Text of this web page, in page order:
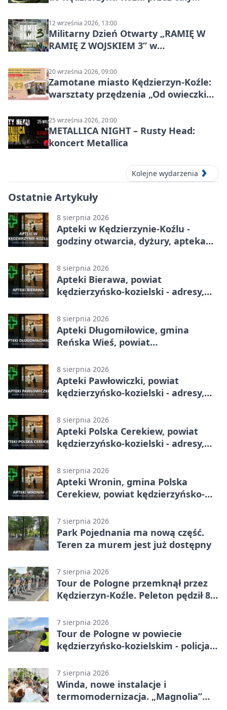
12 września 2026, 13:00
Militarny Dzień Otwarty „RAMIĘ W
RAMIĘ Z WOJSKIEM 3” w
20 września 2026, 09:00
Zamotane miasto Kędzierzyn-Koźle:
warsztaty przędzenia „Od owieczki
25 września 2026, 20:00
METALLICA NIGHT – Rusty Head:
koncert Metallica
Kolejne wydarzenia
Ostatnie Artykuły
8 sierpnia 2026
Apteki w Kędzierzynie-Koźlu -
godziny otwarcia, dyżury, apteka
8 sierpnia 2026
Apteki Bierawa, powiat
kędzierzyńsko-kozielski - adresy,
8 sierpnia 2026
Apteki Długomiłowice, gmina
Reńska Wieś, powiat
telefony, godziny otwarcia
8 sierpnia 2026
Apteki Pawłowiczki, powiat
kędzierzyńsko-kozielski - adresy,
8 sierpnia 2026
Apteki Polska Cerekiew, powiat
kędzierzyńsko-kozielski - adresy,
8 sierpnia 2026
Apteki Wronin, gmina Polska
Cerekiew, powiat kędzierzyńsko-
otwarcia
7 sierpnia 2026
Park Pojednania ma nową część.
Teren za murem jest już dostępny
7 sierpnia 2026
Tour de Pologne przemknął przez
Kędzierzyn-Koźle. Peleton pędził 80
7 sierpnia 2026
Tour de Pologne w powiecie
kędzierzyńsko-kozielskim - policja
7 sierpnia 2026
Winda, nowe instalacje i
termomodernizacja. „Magnolia”